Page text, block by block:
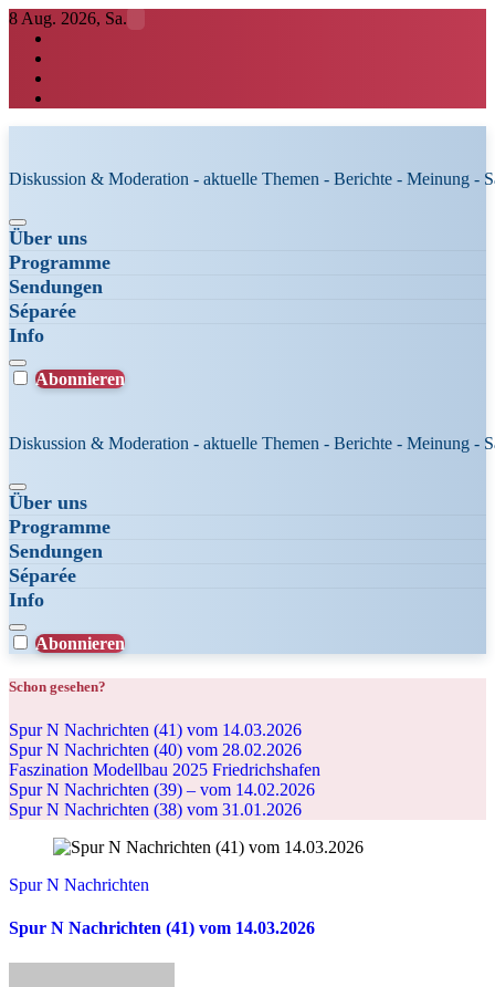
Zum
Inhalt
springen
8 Aug. 2026, Sa.
Diskussion & Moderation - aktuelle Themen - Berichte - Meinung -
Über uns
Programme
Sendungen
Séparée
Info
Abonnieren
Diskussion & Moderation - aktuelle Themen - Berichte - Meinung -
Über uns
Programme
Sendungen
Séparée
Info
Abonnieren
Schon gesehen?
Spur N Nachrichten (41) vom 14.03.2026
Spur N Nachrichten (40) vom 28.02.2026
Faszination Modellbau 2025 Friedrichshafen
Spur N Nachrichten (39) – vom 14.02.2026
Spur N Nachrichten (38) vom 31.01.2026
Spur N Nachrichten
Spur N Nachrichten (41) vom 14.03.2026